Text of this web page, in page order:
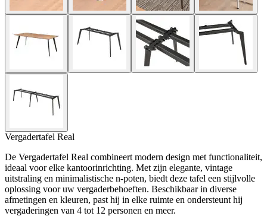
Vergadertafel Real
De Vergadertafel Real combineert modern design met functionaliteit,
ideaal voor elke kantoorinrichting. Met zijn elegante, vintage
uitstraling en minimalistische n-poten, biedt deze tafel een stijlvolle
oplossing voor uw vergaderbehoeften. Beschikbaar in diverse
afmetingen en kleuren, past hij in elke ruimte en ondersteunt hij
vergaderingen van 4 tot 12 personen en meer.